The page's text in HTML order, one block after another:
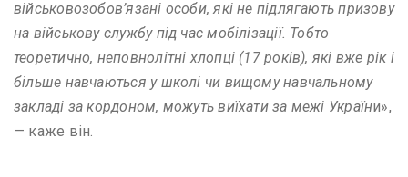
військовозобов’язані особи, які не підлягають призову
на військову службу під час мобілізації. Тобто
теоретично, неповнолітні хлопці (17 років), які вже рік і
більше навчаються у школі чи вищому навчальному
закладі за кордоном, можуть виїхати за межі України»,
— каже він.